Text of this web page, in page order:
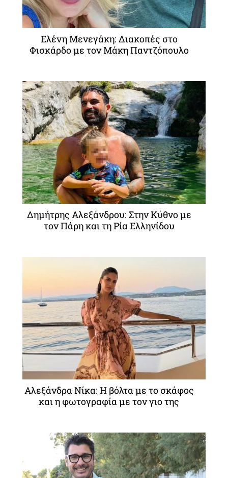
Ελένη Μενεγάκη: Διακοπές στο
Φισκάρδο με τον Μάκη Παντζόπουλο
Δημήτρης Αλεξάνδρου: Στην Κύθνο με
τον Πάρη και τη Ρία Ελληνίδου
Αλεξάνδρα Νίκα: Η βόλτα με το σκάφος
και η φωτογραφία με τον γιο της